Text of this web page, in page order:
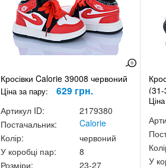
Кросівки Calorie 39008 червоний
Ціна за пару: 629 грн.
Артикул ID:
2179380
Постачальник:
Calorie
Колір:
червоний
У коробці пар:
8
Розміри:
23-27
У